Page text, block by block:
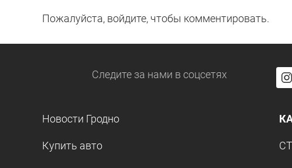
Пожалуйста, войдите, чтобы комментировать.
Следите за нами в соцсетях
Новости Гродно
Купить авто